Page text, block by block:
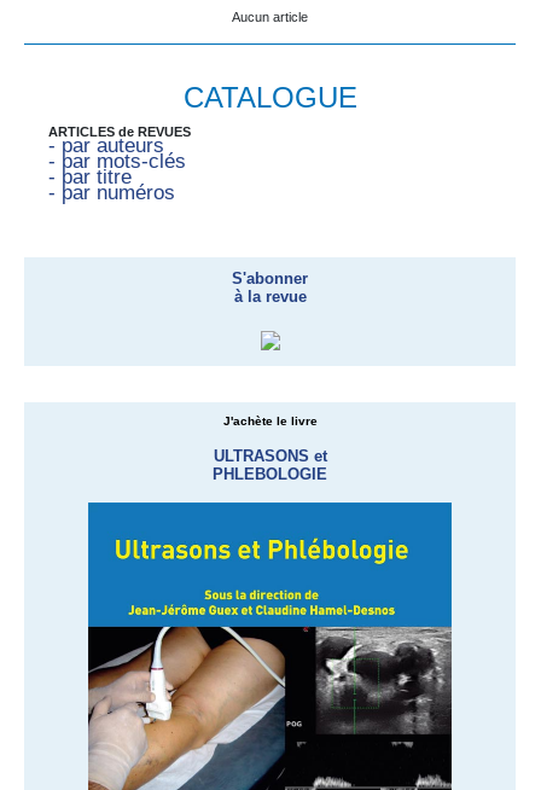
Aucun article
CATALOGUE
ARTICLES de REVUES
- par auteurs
- par mots-clés
- par titre
- par numéros
S'abonner
à la revue
J'achète le livre
ULTRASONS et
PHLEBOLOGIE